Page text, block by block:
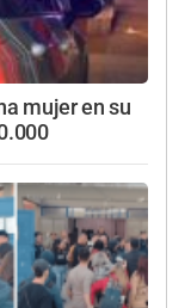
mujer en su